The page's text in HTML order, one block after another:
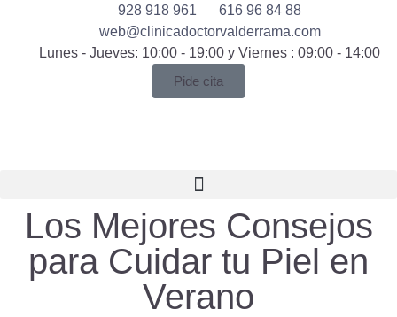
928 918 961
616 96 84 88
web@clinicadoctorvalderrama.com
Lunes - Jueves: 10:00 - 19:00 y Viernes : 09:00 - 14:00
Pide cita
Los Mejores Consejos
para Cuidar tu Piel en
Verano